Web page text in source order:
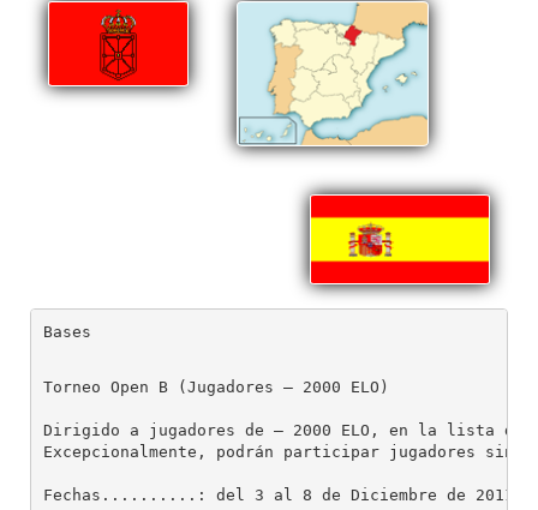
Bases
Torneo Open B (Jugadores – 2000 ELO)
Dirigido a jugadores de – 2000 ELO, en la lista de
Excepcionalmente, podrán participar jugadores sin
Fechas..........: del 3 al 8 de Diciembre de 2011